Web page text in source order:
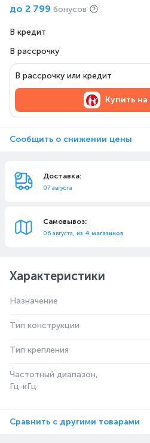
до 2 799 бонусов
В кредит
В рассрочку
В рассрочку или кредит
Купить на
Сообщить о снижении цены
Доставка:
07 августа
Самовывоз:
06 августа, из 4 магазинов
Характеристики
Назначение
Тип конструкции
Тип крепления
Частотный диапазон,
Гц-кГц
Сравнить с другими товарами